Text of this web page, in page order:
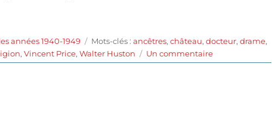
années 1940-1949 Étiquettes
Mots-clés :ancêtres,château,docteur,drame,
,Vincent Price,Walter Huston Un commentairesur
Le